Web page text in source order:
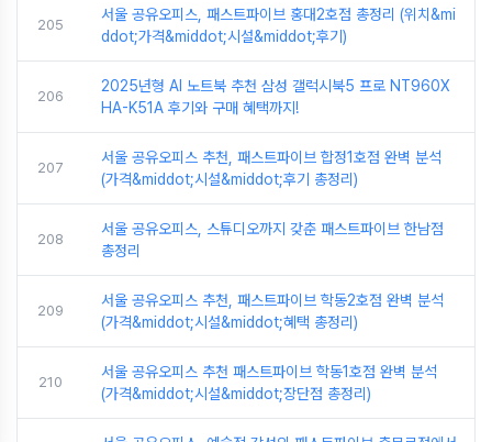
205
서울 공유오피스, 패스트파이브 홍대2호점 총정리 (위치&mi
ddot;가격&middot;시설&middot;후기)
206
2025년형 AI 노트북 추천 삼성 갤럭시북5 프로 NT960X
HA-K51A 후기와 구매 혜택까지!
207
서울 공유오피스 추천, 패스트파이브 합정1호점 완벽 분석
(가격&middot;시설&middot;후기 총정리)
208
서울 공유오피스, 스튜디오까지 갖춘 패스트파이브 한남점
총정리
209
서울 공유오피스 추천, 패스트파이브 학동2호점 완벽 분석
(가격&middot;시설&middot;혜택 총정리)
210
서울 공유오피스 추천 패스트파이브 학동1호점 완벽 분석
(가격&middot;시설&middot;장단점 총정리)